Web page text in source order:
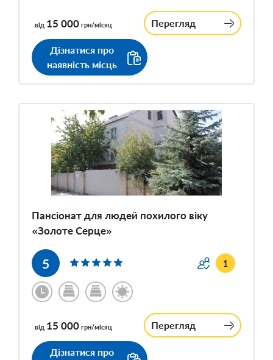
від 15 000 грн/місяц Перегляд
Дізнатися про
наявність місць
Пансіонат для людей похилого віку
«Золоте Серце»
5 1
від 15 000 грн/місяц Перегляд
Дізнатися про